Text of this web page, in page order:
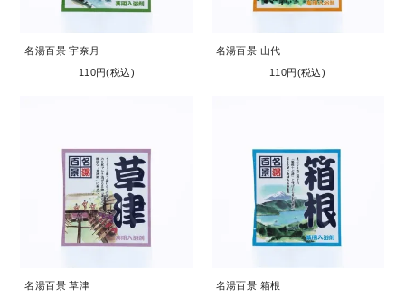
名湯百景 宇奈月
110円(税込)
名湯百景 山代
110円(税込)
名湯百景 草津
名湯百景 箱根